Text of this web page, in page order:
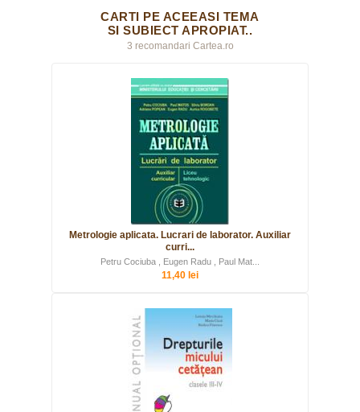
CARTI PE ACEEASI TEMA
SI SUBIECT APROPIAT..
3 recomandari Cartea.ro
Metrologie aplicata. Lucrari de laborator. Auxiliar
curri...
Petru Cociuba , Eugen Radu , Paul Mat...
11,40 lei